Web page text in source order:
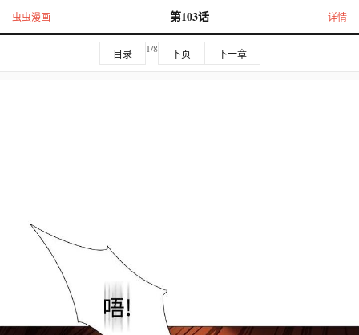
虫虫漫画 第103话 详情
目录 1/8 下页 下一章